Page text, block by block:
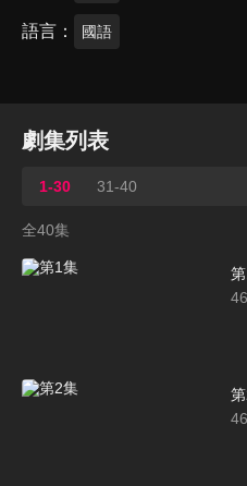
語言 國語
劇集列表
1-30 31-40
全40集
46
46